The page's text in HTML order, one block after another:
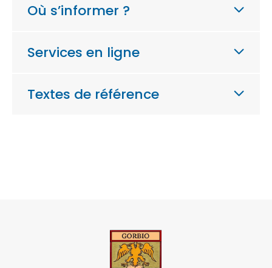
Où s’informer ?
Services en ligne
Textes de référence